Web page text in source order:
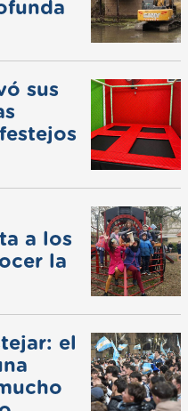
sus
a los
la
el